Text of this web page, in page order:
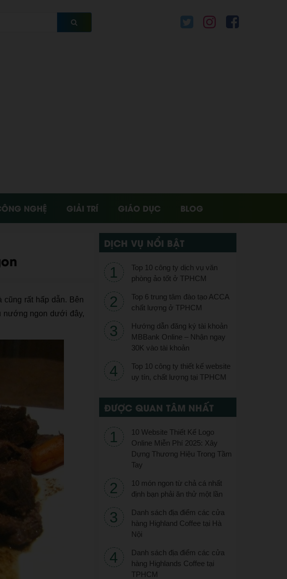
NGHỆ GIẢI TRÍ GIÁO DỤC BLOG
rất hấp dẫn. Bên
nướng ngon dưới đây,
DỊCH VỤ NỔI BẬT
Top 10 công ty dịch vụ văn
phòng ảo tốt ở TPHCM
Top 6 trung tâm đào tạo ACCA
chất lượng ở TPHCM
Hướng dẫn đăng ký tài khoản
MBBank Online – Nhận ngay
30K vào tài khoản
Top 10 công ty thiết kế website
uy tín, chất lượng tại TPHCM
ĐƯỢC QUAN TÂM NHẤT
10 Website Thiết Kế Logo
Online Miễn Phí 2025: Xây
Dựng Thương Hiệu Trong Tầm
Tay
10 món ngon từ chả cá nhất
định bạn phải ăn thử một lần
Danh sách địa điểm các cửa
hàng Highland Coffee tại Hà
Nội
Danh sách địa điểm các cửa
hàng Highlands Coffee tại
TPHCM